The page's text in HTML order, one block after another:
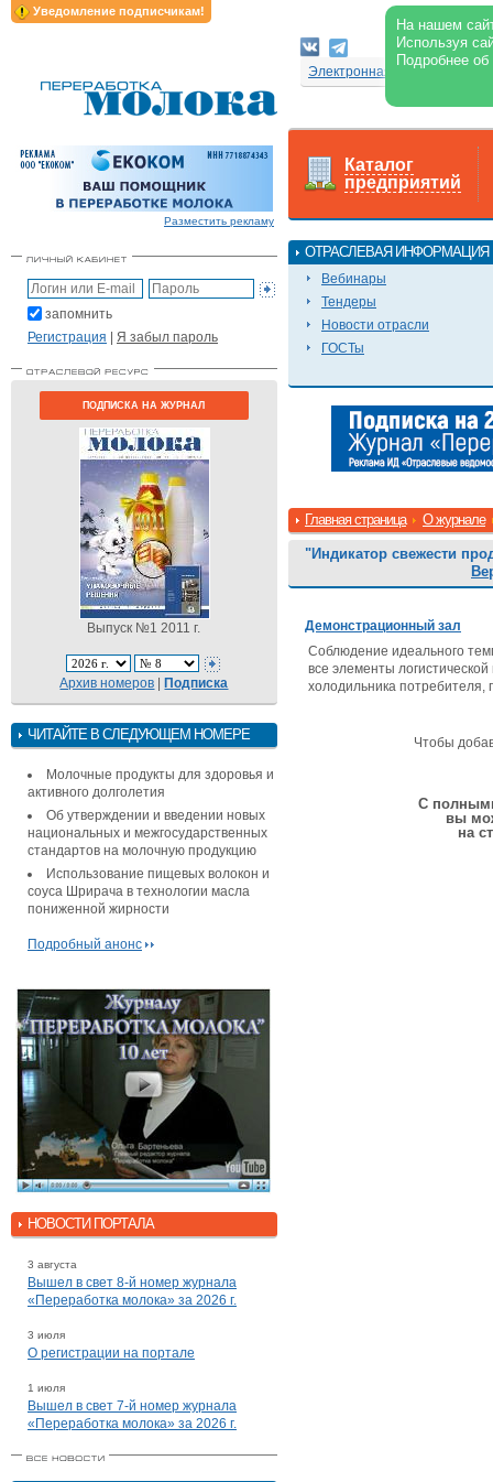
Уведомление подписчикам!
На нашем
Используя
Подробнее
Электронная версия
Разместить рекламу
запомнить
Регистрация | Я забыл пароль
ПОДПИСКА НА ЖУРНАЛ
Выпуск №1 2011 г.
Архив номеров |Подписка
ЧИТАЙТЕ В СЛЕДУЮЩЕМ НОМЕРЕ
Молочные продукты для здоровья и
активного долголетия
Об утверждении и введении новых
национальных и межгосударственных
стандартов на молочную продукцию
Использование пищевых волокон и
соуса Шрирача в технологии масла
пониженной жирности
Подробный анонс
НОВОСТИ ПОРТАЛА
3 августа
Вышел в свет 8-й номер журнала
«Переработка молока» за 2026 г.
3 июля
О регистрации на портале
1 июля
Вышел в свет 7-й номер журнала
«Переработка молока» за 2026 г.
Каталог
предприятий
ОТРАСЛЕВАЯ ИНФОРМАЦИЯ
Вебинары
Тендеры
Новости отрасли
ГОСТы
Главная страница О журнале
"Индикатор свежести
Демонстрационный зал
Соблюдение идеального
все элементы
холодильника потребителя,
Чтобы
С
вы
на